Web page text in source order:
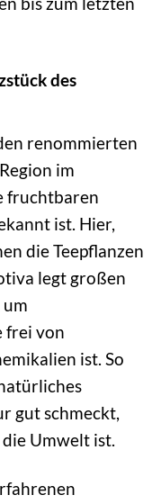
des
renommierten
im
fruchtbaren
ist. Hier,
die Teepflanzen
legt großen
, um
frei von
ist. So
gut schmeckt,
Umwelt ist.